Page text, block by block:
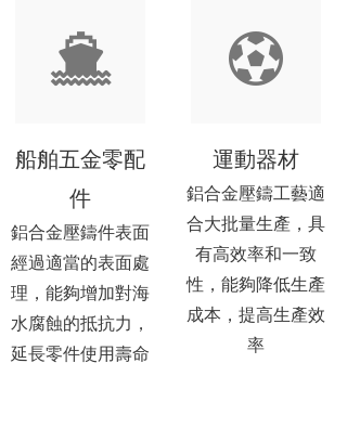
船舶五金零配
件
鋁合金壓鑄件表面
經過適當的表面處
理，能夠增加對海
水腐蝕的抵抗力，
延長零件使用壽命
運動器材
鋁合金壓鑄工藝適
合大批量生產，具
有高效率和一致
性，能夠降低生產
成本，提高生產效
率